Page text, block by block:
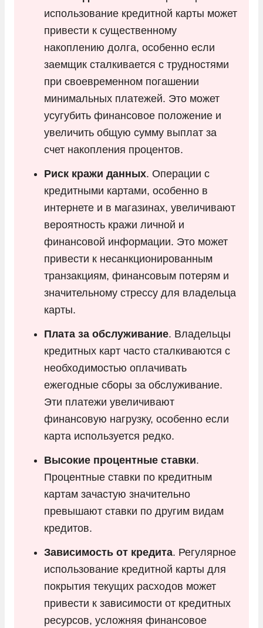
использование кредитной карты может
привести к существенному
накоплению долга, особенно если
заемщик сталкивается с трудностями
при своевременном погашении
минимальных платежей. Это может
усугубить финансовое положение и
увеличить общую сумму выплат за
счет накопления процентов.
Риск кражи данных. Операции с
кредитными картами, особенно в
интернете и в магазинах, увеличивают
вероятность кражи личной и
финансовой информации. Это может
привести к несанкционированным
транзакциям, финансовым потерям и
значительному стрессу для владельца
карты.
Плата за обслуживание. Владельцы
кредитных карт часто сталкиваются с
необходимостью оплачивать
ежегодные сборы за обслуживание.
Эти платежи увеличивают
финансовую нагрузку, особенно если
карта используется редко.
Высокие процентные ставки.
Процентные ставки по кредитным
картам зачастую значительно
превышают ставки по другим видам
кредитов.
Зависимость от кредита. Регулярное
использование кредитной карты для
покрытия текущих расходов может
привести к зависимости от кредитных
ресурсов, усложняя финансовое